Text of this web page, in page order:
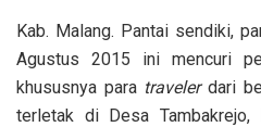
Kab. Malang. Pantai sendiki,
Agustus 2015 ini mencuri
khususnya para travelerdari
terletak di Desa Tambakrejo,